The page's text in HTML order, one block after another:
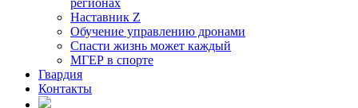
регионах
Наставник Z
Обучение управлению дронами
Спасти жизнь может каждый
МГЕР в спорте
Гвардия
Контакты